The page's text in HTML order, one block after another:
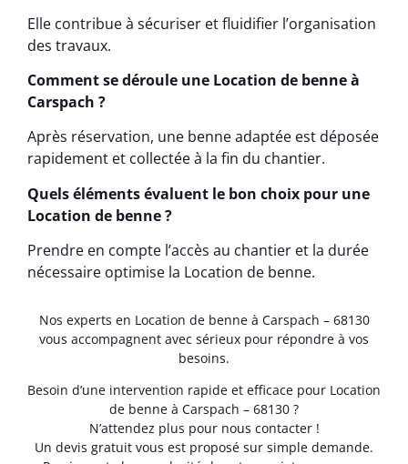
Elle contribue à sécuriser et fluidifier l’organisation
des travaux.
Comment se déroule une Location de benne à
Carspach ?
Après réservation, une benne adaptée est déposée
rapidement et collectée à la fin du chantier.
Quels éléments évaluent le bon choix pour une
Location de benne ?
Prendre en compte l’accès au chantier et la durée
nécessaire optimise la Location de benne.
Nos experts en Location de benne à Carspach – 68130
vous accompagnent avec sérieux pour répondre à vos
besoins.
Besoin d’une intervention rapide et efficace pour Location
de benne à Carspach – 68130 ?
N’attendez plus pour nous contacter !
Un devis gratuit vous est proposé sur simple demande.